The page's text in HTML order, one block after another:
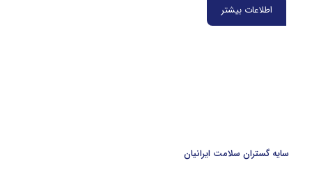
اطلاعات بیشتر
سایه گستران سلامت ایرانیان